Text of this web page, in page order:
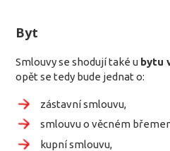
Byt
Smlouvy se shodují také u bytu
opět se tedy bude jednat o:
zástavní smlouvu,
smlouvu o věcném
kupní smlouvu,